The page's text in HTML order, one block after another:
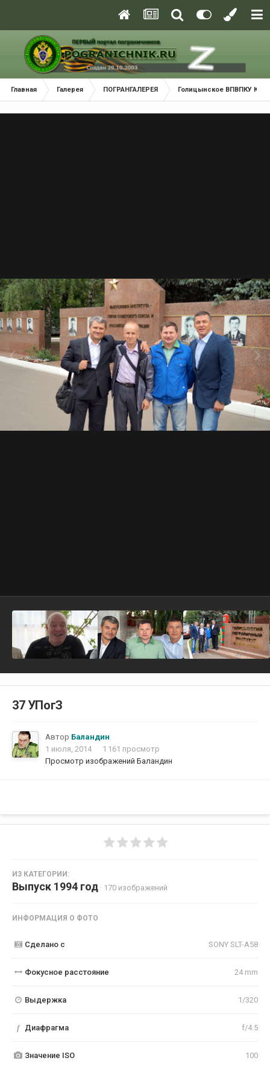
Главная Галерея ПОГРАНГАЛЕРЕЯ Голицынское ВПВПКУ
37 УПогЗ
Автор Баландин
1 июля, 2014
1 161 просмотр
Просмотр изображений Баландин
ИЗ КАТЕГОРИИ:
Выпуск 1994 год · 170 изображений
ИНФОРМАЦИЯ О ФОТО
Сделано с SONY SLT-A58
Фокусное расстояние 24 mm
Выдержка 1/320
f Диафрагма f/4.5
Значение ISO 100